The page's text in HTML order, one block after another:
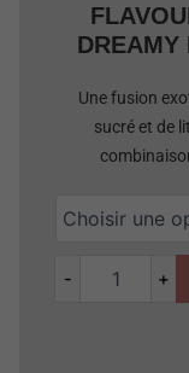
DREAMY
Une fusion
sucré et de
- +